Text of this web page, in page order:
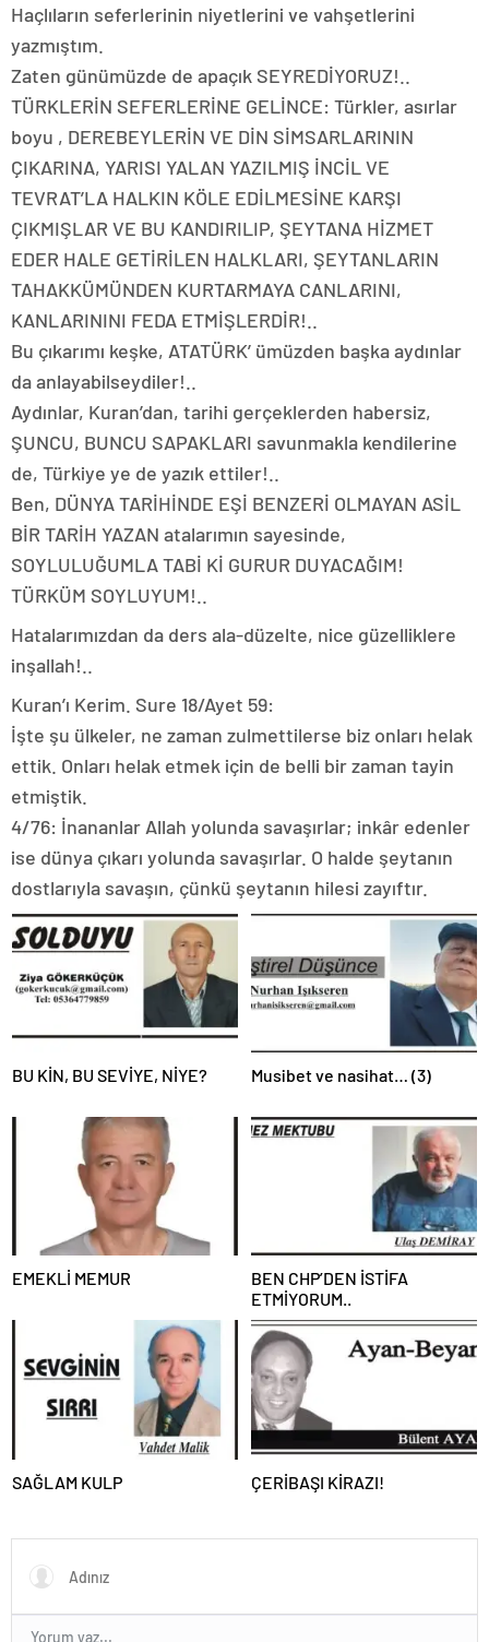
Haçlıların seferlerinin niyetlerini ve vahşetlerini
yazmıştım.
Zaten günümüzde de apaçık SEYREDİYORUZ!..
TÜRKLERİN SEFERLERİNE GELİNCE: Türkler, asırlar
boyu , DEREBEYLERİN VE DİN SİMSARLARININ
ÇIKARINA, YARISI YALAN YAZILMIŞ İNCİL VE
TEVRAT’LA HALKIN KÖLE EDİLMESİNE KARŞI
ÇIKMIŞLAR VE BU KANDIRILIP, ŞEYTANA HİZMET
EDER HALE GETİRİLEN HALKLARI, ŞEYTANLARIN
TAHAKKÜMÜNDEN KURTARMAYA CANLARINI,
KANLARININI FEDA ETMİŞLERDİR!..
Bu çıkarımı keşke, ATATÜRK’ ümüzden başka aydınlar
da anlayabilseydiler!..
Aydınlar, Kuran’dan, tarihi gerçeklerden habersiz,
ŞUNCU, BUNCU SAPAKLARI savunmakla kendilerine
de, Türkiye ye de yazık ettiler!..
Ben, DÜNYA TARİHİNDE EŞİ BENZERİ OLMAYAN ASİL
BİR TARİH YAZAN atalarımın sayesinde,
SOYLULUĞUMLA TABİ Kİ GURUR DUYACAĞIM!
TÜRKÜM SOYLUYUM!..
Hatalarımızdan da ders ala-düzelte, nice güzelliklere
inşallah!..
Kuran’ı Kerim. Sure 18/Ayet 59:
İşte şu ülkeler, ne zaman zulmettilerse biz onları helak
ettik. Onları helak etmek için de belli bir zaman tayin
etmiştik.
4/76: İnananlar Allah yolunda savaşırlar; inkâr edenler
ise dünya çıkarı yolunda savaşırlar. O halde şeytanın
dostlarıyla savaşın, çünkü şeytanın hilesi zayıftır.
BU KİN, BU SEVİYE, NİYE? Musibet ve nasihat… (3)
EMEKLİ MEMUR
BEN CHP’DEN İSTİFA
ETMİYORUM..
SAĞLAM KULP ÇERİBAŞI KİRAZI!